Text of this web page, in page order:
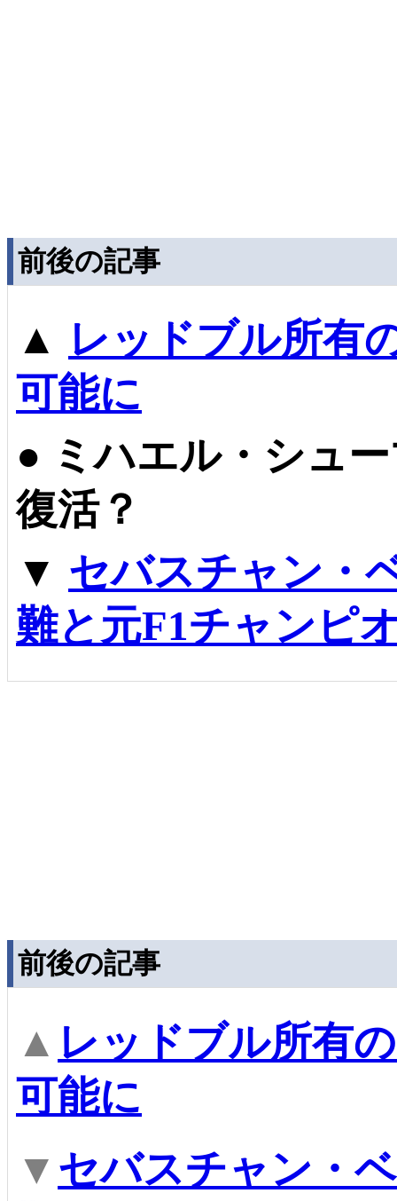
前後の記事
▲ レッドブル所有
可能に
● ミハエル・シュ
復活？
▼ セバスチャン・
難と元F1チャンピ
前後の記事
▲ レッドブル所有
可能に
▼ セバスチャン・